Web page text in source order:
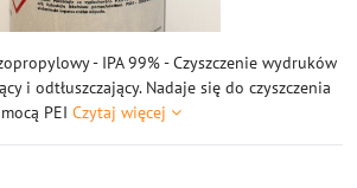
- IPA 99% - Czyszczenie wydruków
i odtłuszczający. Nadaje się do czyszczenia
PEI Czytaj więcej